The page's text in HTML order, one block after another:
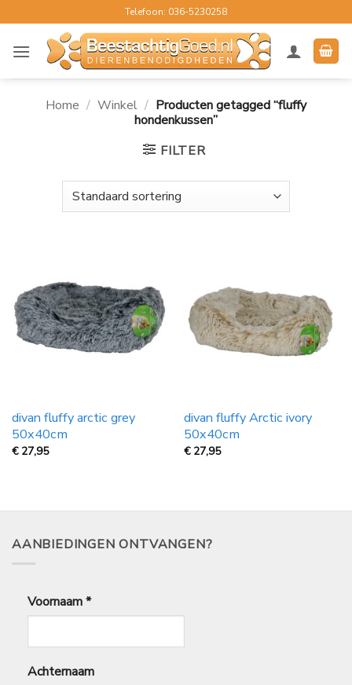
naar
inhoud
Telefoon: 036-5230258
Home / Winkel / Producten getagged “fluffy
hondenkussen”
FILTER
divan fluffy arctic grey
50x40cm
€ 27,95
divan fluffy Arctic ivory
50x40cm
€ 27,95
AANBIEDINGEN ONTVANGEN?
Voornaam*
Achternaam